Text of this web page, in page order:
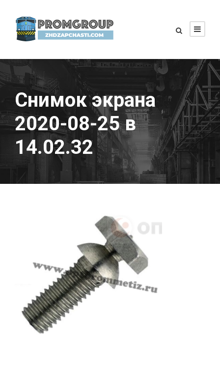
Снимок экрана
2020-08-25 в
14.02.32